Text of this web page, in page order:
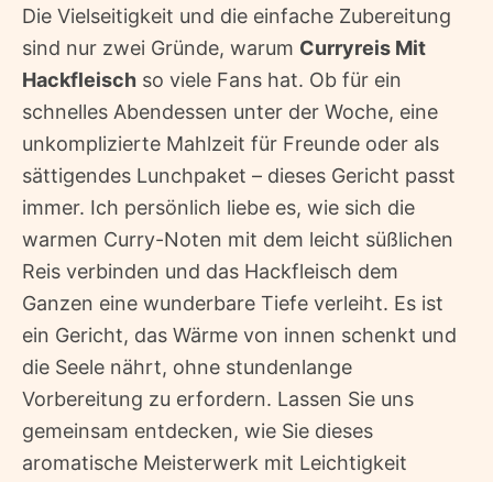
Die Vielseitigkeit und die einfache Zubereitung
sind nur zwei Gründe, warum Curryreis Mit
Hackfleisch so viele Fans hat. Ob für ein
schnelles Abendessen unter der Woche, eine
unkomplizierte Mahlzeit für Freunde oder als
sättigendes Lunchpaket – dieses Gericht passt
immer. Ich persönlich liebe es, wie sich die
warmen Curry-Noten mit dem leicht süßlichen
Reis verbinden und das Hackfleisch dem
Ganzen eine wunderbare Tiefe verleiht. Es ist
ein Gericht, das Wärme von innen schenkt und
die Seele nährt, ohne stundenlange
Vorbereitung zu erfordern. Lassen Sie uns
gemeinsam entdecken, wie Sie dieses
aromatische Meisterwerk mit Leichtigkeit